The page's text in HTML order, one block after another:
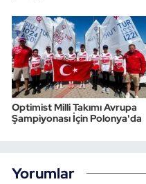
Optimist Milli Takımı Avrupa
Şampiyonası İçin Polonya'da
Yorumlar